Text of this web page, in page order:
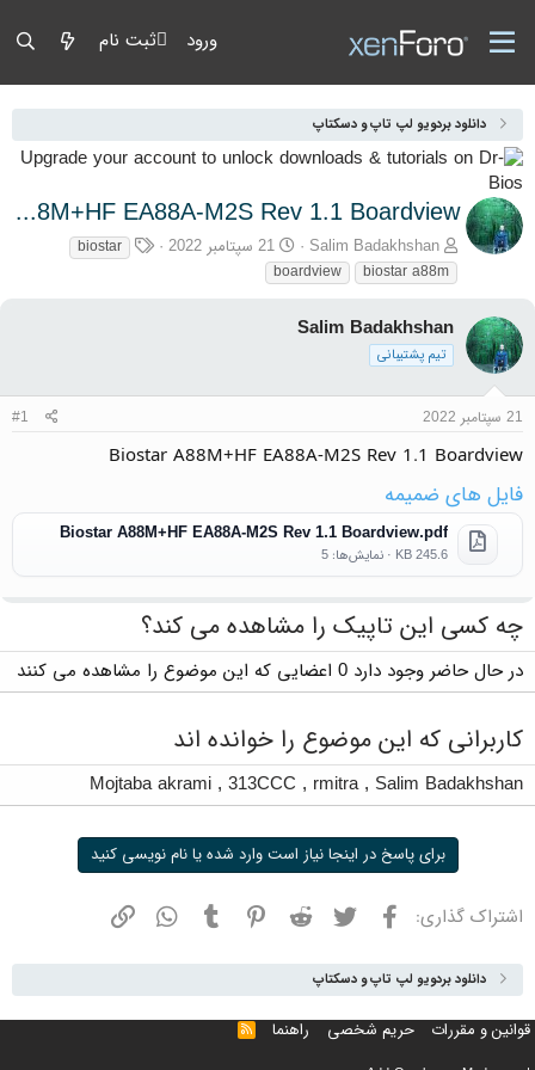
ورود ثبت نام
دانلود بردویو لپ تاپ و دسکتاپ
Biostar A88M+HF EA88A-M2S Rev 1.1 Boardview
آغازگر گفتمان
Salim Badakhshan تاریخ شروع
21 سپتامبر 2022 برچسب‌ها
biostar
biostar a88m
boardview
Salim Badakhshan
تیم پشتیبانی
21 سپتامبر 2022 #1
Biostar A88M+HF EA88A-M2S Rev 1.1 Boardview
فایل های ضمیمه
Biostar A88M+HF EA88A-M2S Rev 1.1 Boardview.pdf
245.6 KB · نمایش‌ها: 5
چه کسی این تاپیک را مشاهده می کند؟
در حال حاضر وجود دارد 0 اعضایی که این موضوع را مشاهده می کنند
کاربرانی که این موضوع را خوانده اند
Salim Badakhshan
,
rmitra
,
313CCC
,
Mojtaba akrami
برای پاسخ در اینجا نیاز است وارد شده یا نام نویسی کنید
اشتراک گذاری: فیسبوک توییتر ردیت پینترستتامبلر واتسپ
دانلود بردویو لپ تاپ و دسکتاپ
قوانین و مقررات حریم شخصی راهنما خوراک